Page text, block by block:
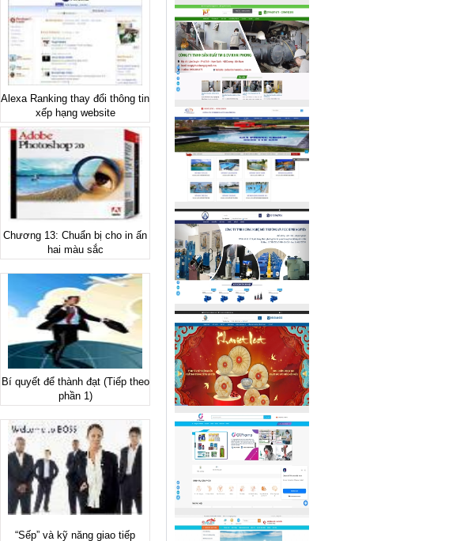
Alexa Ranking thay đổi thông tin
xếp hạng website
Chương 13: Chuẩn bị cho in ấn
hai màu sắc
Bí quyết để thành đạt (Tiếp theo
phần 1)
“Sếp” và kỹ năng giao tiếp